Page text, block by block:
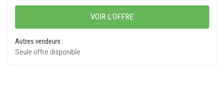
VOIR L'OFFRE
Autres vendeurs :
Seule offre disponible